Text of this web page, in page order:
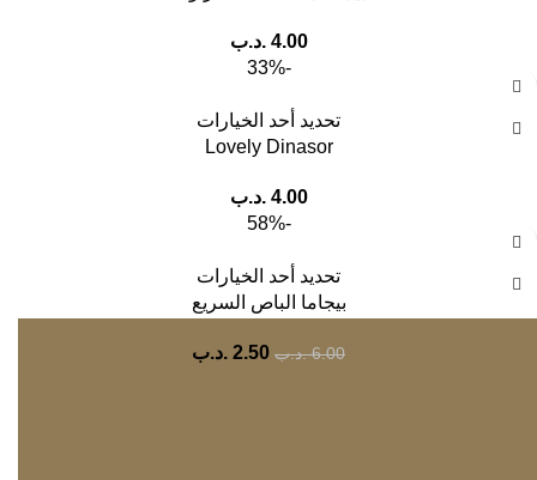
4.00 .د.ب
-33%
تحديد أحد الخيارات
Lovely Dinasor
4.00 .د.ب
-58%
تحديد أحد الخيارات
بيجاما الباص السريع
6.00 .د.ب 2.50 .د.ب